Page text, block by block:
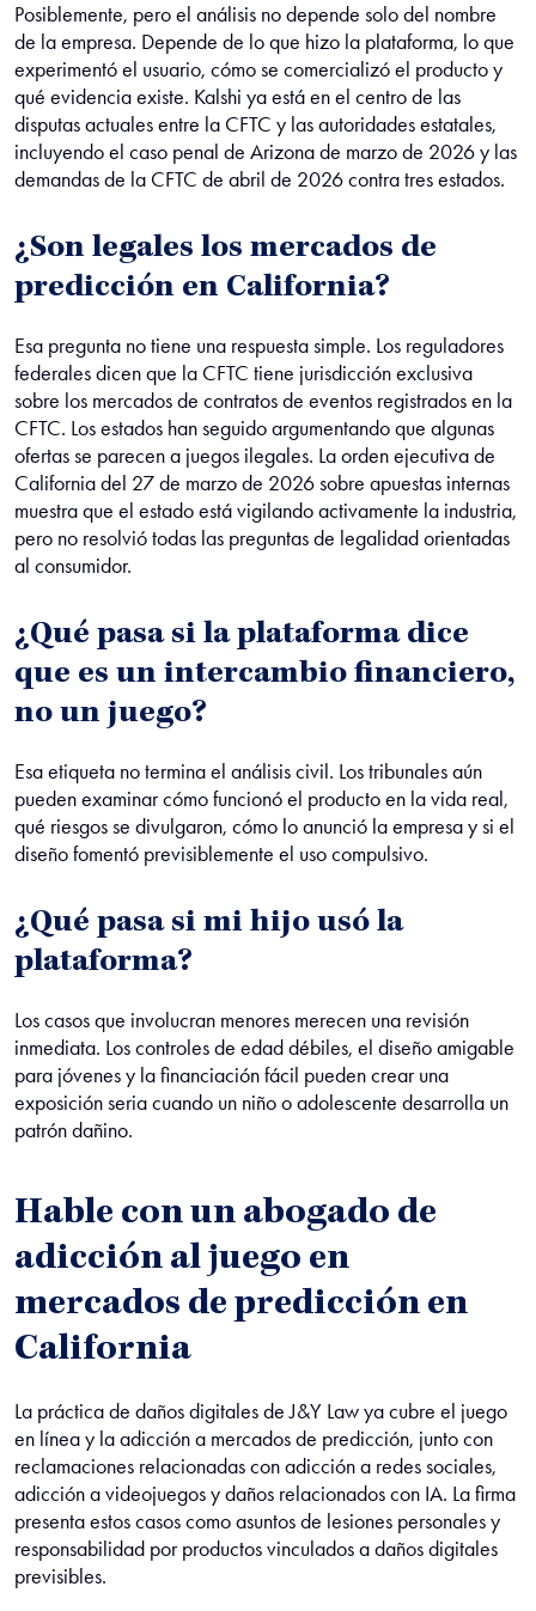
Posiblemente, pero el análisis no depende solo del nombre
de la empresa. Depende de lo que hizo la plataforma, lo que
experimentó el usuario, cómo se comercializó el producto y
qué evidencia existe. Kalshi ya está en el centro de las
disputas actuales entre la CFTC y las autoridades estatales,
incluyendo el caso penal de Arizona de marzo de 2026 y las
demandas de la CFTC de abril de 2026 contra tres estados.
¿Son legales los mercados de
predicción en California?
Esa pregunta no tiene una respuesta simple. Los reguladores
federales dicen que la CFTC tiene jurisdicción exclusiva
sobre los mercados de contratos de eventos registrados en la
CFTC. Los estados han seguido argumentando que algunas
ofertas se parecen a juegos ilegales. La orden ejecutiva de
California del 27 de marzo de 2026 sobre apuestas internas
muestra que el estado está vigilando activamente la industria,
pero no resolvió todas las preguntas de legalidad orientadas
al consumidor.
¿Qué pasa si la plataforma dice
que es un intercambio financiero,
no un juego?
Esa etiqueta no termina el análisis civil. Los tribunales aún
pueden examinar cómo funcionó el producto en la vida real,
qué riesgos se divulgaron, cómo lo anunció la empresa y si el
diseño fomentó previsiblemente el uso compulsivo.
¿Qué pasa si mi hijo usó la
plataforma?
Los casos que involucran menores merecen una revisión
inmediata. Los controles de edad débiles, el diseño amigable
para jóvenes y la financiación fácil pueden crear una
exposición seria cuando un niño o adolescente desarrolla un
patrón dañino.
Hable con un abogado de
adicción al juego en
mercados de predicción en
California
La práctica de daños digitales de J&Y Law ya cubre el juego
en línea y la adicción a mercados de predicción, junto con
reclamaciones relacionadas con adicción a redes sociales,
adicción a videojuegos y daños relacionados con IA. La firma
presenta estos casos como asuntos de lesiones personales y
responsabilidad por productos vinculados a daños digitales
previsibles.